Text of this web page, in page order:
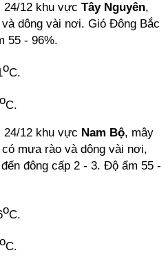
24/12 khu vực Tây Nguyên,
dông vài nơi. Gió Đông Bắc
55 - 96%.
oC.
oC.
24/12 khu vực Nam Bộ, mây
mưa rào và dông vài nơi,
đông cấp 2 - 3. Độ ẩm 55 -
oC.
oC.